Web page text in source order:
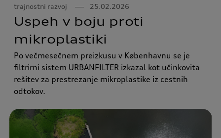
trajnostni razvoj 25.02.2026
Uspeh v boju proti
mikroplastiki
Po večmesečnem preizkusu v Københavnu se je
filtrirni sistem URBANFILTER izkazal kot učinkovita
rešitev za prestrezanje mikroplastike iz cestnih
odtokov.